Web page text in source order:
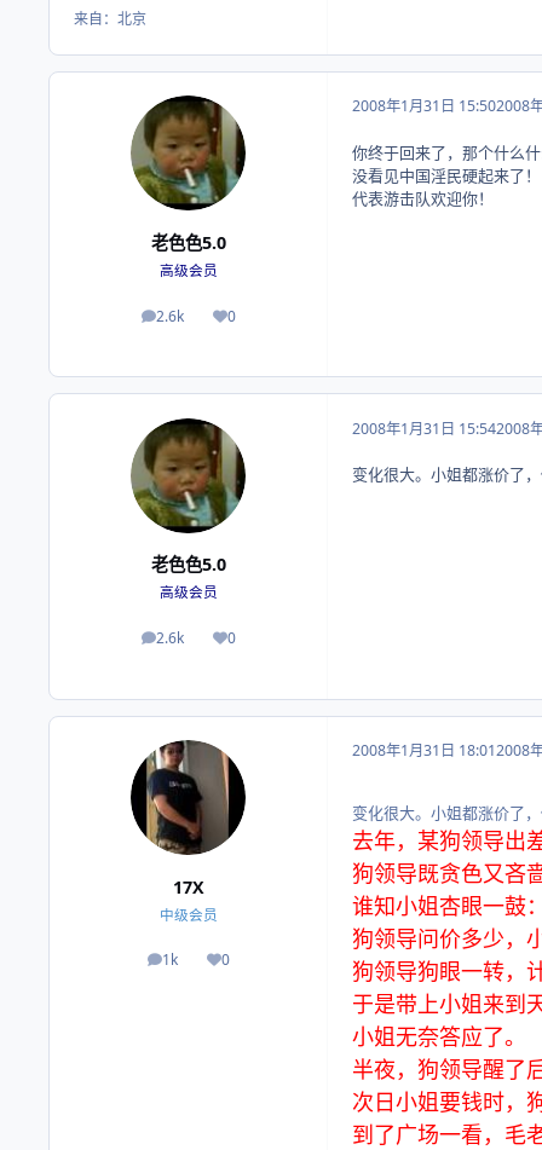
来自： 北京
老色色5.0
高级会员
2.6k
帖子 0
荣誉积分
2008年1月31日 15:502008
你终于回来了，那个什么
没看见中国淫民硬起来了！
代表游击队欢迎你！
老色色5.0
高级会员
2.6k
帖子 0
荣誉积分
2008年1月31日 15:542008
变化很大。小姐都涨价了
17X
中级会员
1k
帖子 0
荣誉积分
2008年1月31日 18:012008
变化很大。小姐都涨价了
去年，某狗领导出
狗领导既贪色又吝
谁知小姐杏眼一鼓
狗领导问价多少，
狗领导狗眼一转，
于是带上小姐来到
小姐无奈答应了。
半夜，狗领导醒了
次日小姐要钱时，
到了广场一看，毛